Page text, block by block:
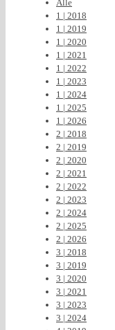
Alle
1 | 2018
1 | 2019
1 | 2020
1 | 2021
1 | 2022
1 | 2023
1 | 2024
1 | 2025
1 | 2026
2 | 2018
2 | 2019
2 | 2020
2 | 2021
2 | 2022
2 | 2023
2 | 2024
2 | 2025
2 | 2026
3 | 2018
3 | 2019
3 | 2020
3 | 2021
3 | 2023
3 | 2024